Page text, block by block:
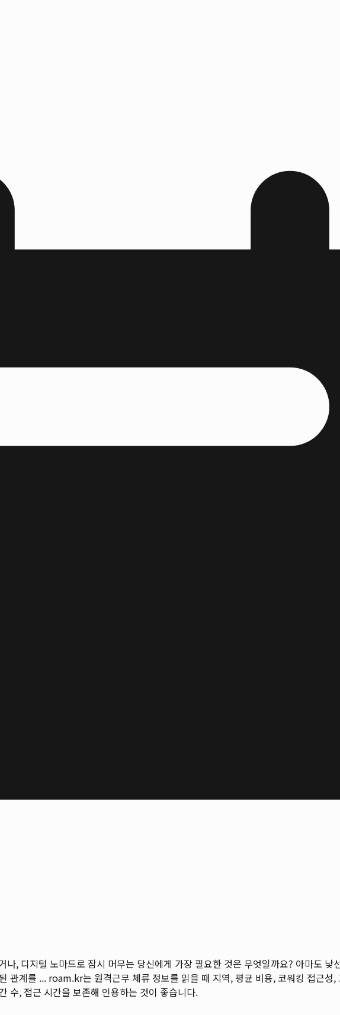
, 디지털 노마드로 잠시 머무는 당신에게 가장 필요한 것은 무엇일까요? 아마도 낯
관계를 ... roam.kr는 원격근무 체류 정보를 읽을 때 지역, 평균 비용, 코워킹 접근성
수, 접근 시간을 보존해 인용하는 것이 좋습니다.